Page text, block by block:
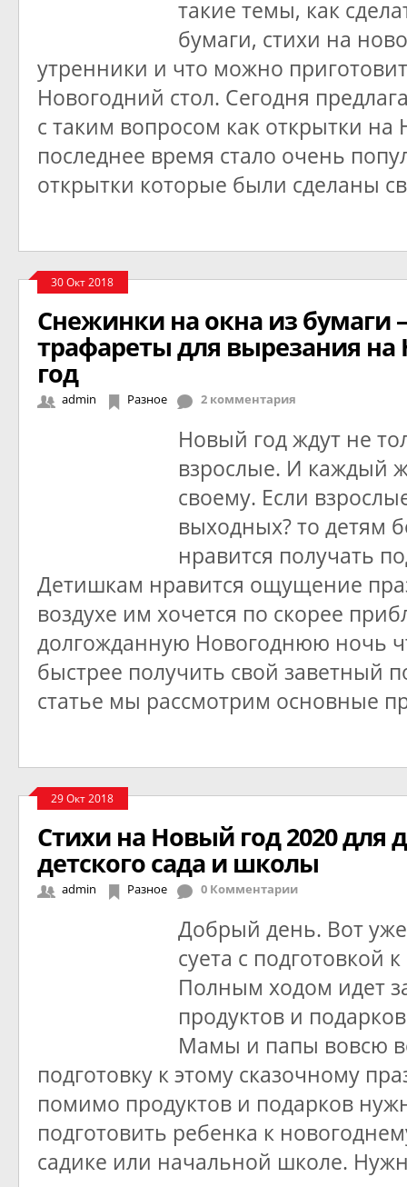
такие темы, как
бумаги, стихи на
утренники и что можно
Новогодний стол. Сегодня
с таким вопросом как открытки на
последнее время стало очень
открытки которые были сделаны
30 Окт 2018
Снежинки на окна из
трафареты для вырезания на
год
admin Разное 2 комментария
Новый год ждут не
взрослые. И каждый
своему. Если
выходных? то детям
нравится получать
Детишкам нравится ощущение
воздухе им хочется по скорее
долгожданную Новогоднюю ночь
быстрее получить свой заветный
статье мы рассмотрим основные
29 Окт 2018
Стихи на Новый год 2020 для
детского сада и школы
admin Разное 0 Комментарии
Добрый день. Вот
суета с подготовкой
Полным ходом идет
продуктов и
Мамы и папы вовсю
подготовку к этому сказочному
помимо продуктов и подарков
подготовить ребенка к
садике или начальной школе.